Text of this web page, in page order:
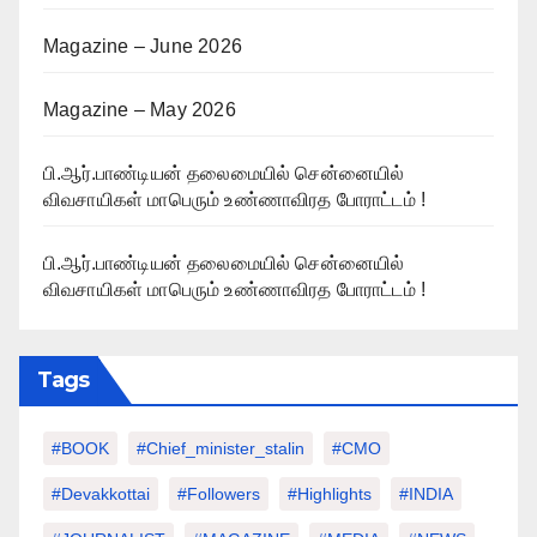
Magazine – June 2026
Magazine – May 2026
பி.ஆர்.பாண்டியன் தலைமையில் சென்னையில்
விவசாயிகள் மாபெரும் உண்ணாவிரத போராட்டம் !
பி.ஆர்.பாண்டியன் தலைமையில் சென்னையில்
விவசாயிகள் மாபெரும் உண்ணாவிரத போராட்டம் !
Tags
#BOOK #chief_minister_stalin #CMO
#devakkottai #followers #highlights #INDIA